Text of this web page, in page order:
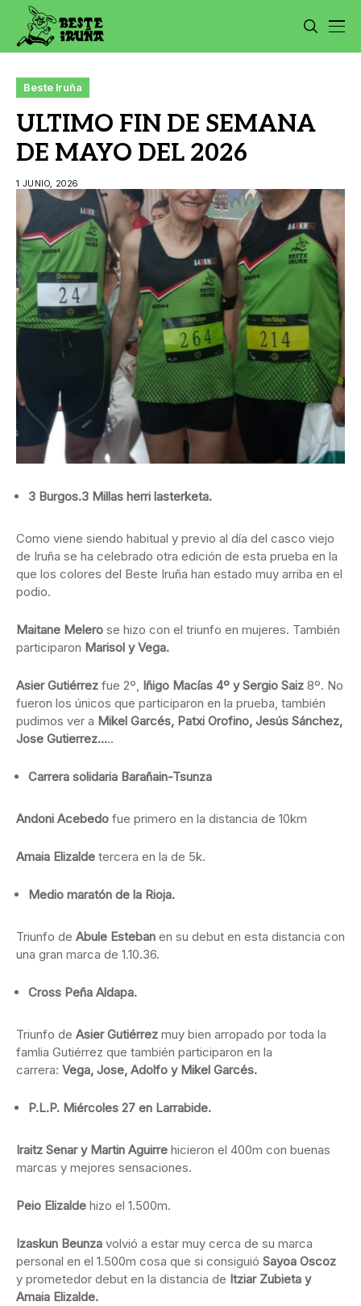
Beste Iruña
ULTIMO FIN DE SEMANA
DE MAYO DEL 2026
1 JUNIO, 2026
3 Burgos.3 Millas herri lasterketa.
Como viene siendo habitual y previo al día del casco viejo
de Iruña se ha celebrado otra edición de esta prueba en la
que los colores del Beste Iruña han estado muy arriba en el
podio.
Maitane Melero se hizo con el triunfo en mujeres. También
participaron Marisol y Vega.
Asier Gutiérrez fue 2º, Iñigo Macías 4º y Sergio Saiz 8º. No
fueron los únicos que participaron en la prueba, también
pudimos ver a Mikel Garcés, Patxi Orofino, Jesús Sánchez,
Jose Gutierrez…..
Carrera solidaria Barañain-Tsunza
Andoni Acebedo fue primero en la distancia de 10km
Amaia Elizalde tercera en la de 5k.
Medio maratón de la Rioja.
Triunfo de Abule Esteban en su debut en esta distancia con
una gran marca de 1.10.36.
Cross Peña Aldapa.
Triunfo de Asier Gutiérrez muy bien arropado por toda la
famlia Gutiérrez que también participaron en la
carrera: Vega, Jose, Adolfo y Mikel Garcés.
P.L.P. Miércoles 27 en Larrabide.
Iraitz Senar y Martin Aguirre hicieron el 400m con buenas
marcas y mejores sensaciones.
Peio Elizalde hizo el 1.500m.
Izaskun Beunza volvió a estar muy cerca de su marca
personal en el 1.500m cosa que si consiguió Sayoa Oscoz
y prometedor debut en la distancia de Itziar Zubieta y
Amaia Elizalde.